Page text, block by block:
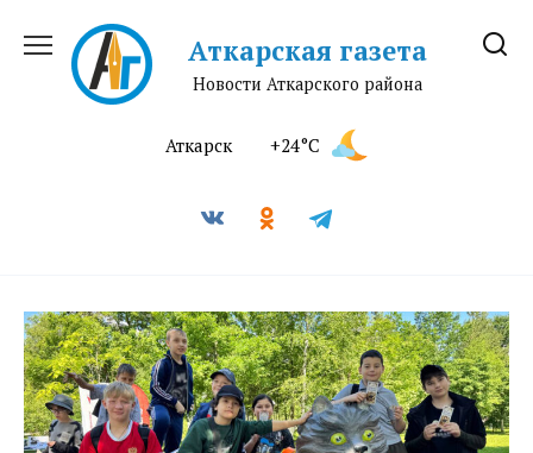
содержанию
Аткарская газета
Новости Аткарского района
Аткарск +24°C